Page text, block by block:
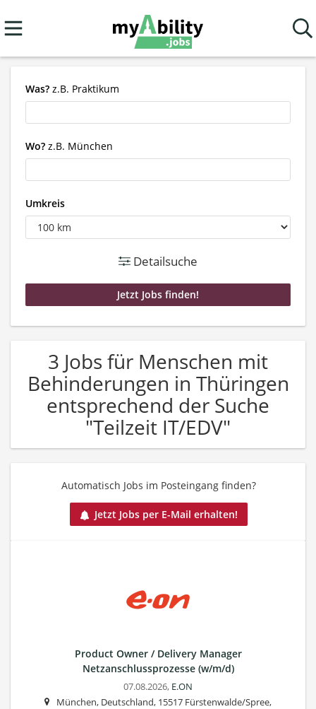
Was? z.B. Praktikum
Wo? z.B. München
Umkreis
Detailsuche
3 Jobs für Menschen mit
Behinderungen in Thüringen
entsprechend der Suche
"Teilzeit IT/EDV"
Automatisch Jobs im Posteingang finden?
Jetzt Jobs per E-Mail erhalten!
Product Owner / Delivery Manager
Netzanschlussprozesse (w/m/d)
07.08.2026, E.ON
München, Deutschland, 15517 Fürstenwalde/Spree,